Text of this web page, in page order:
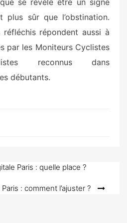
se révèle être un signe
plus sûr que l’obstination.
répondent aussi à
par les Moniteurs Cyclistes
reconnus dans
débutants.
Paris : quelle place ?
: comment l’ajuster ?